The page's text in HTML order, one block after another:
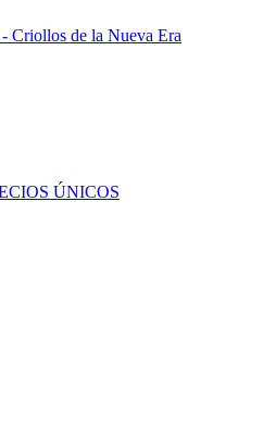
de la Nueva Era
ÚNICOS